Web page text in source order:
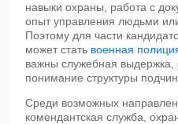
навыки охраны, работа с
опыт управления людьми или
Поэтому для части
может стать военная
важны служебная выдержка,
понимание структуры
Среди возможных
комендантская служба,